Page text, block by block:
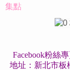
集點
Facebook粉絲專
地址：新北市板